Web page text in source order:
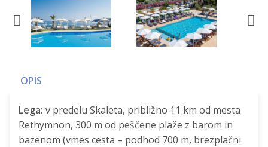
OPIS
Lega: v predelu Skaleta, približno 11 km od mesta
Rethymnon, 300 m od peščene plaže z barom in
bazenom (vmes cesta – podhod 700 m, brezplačni